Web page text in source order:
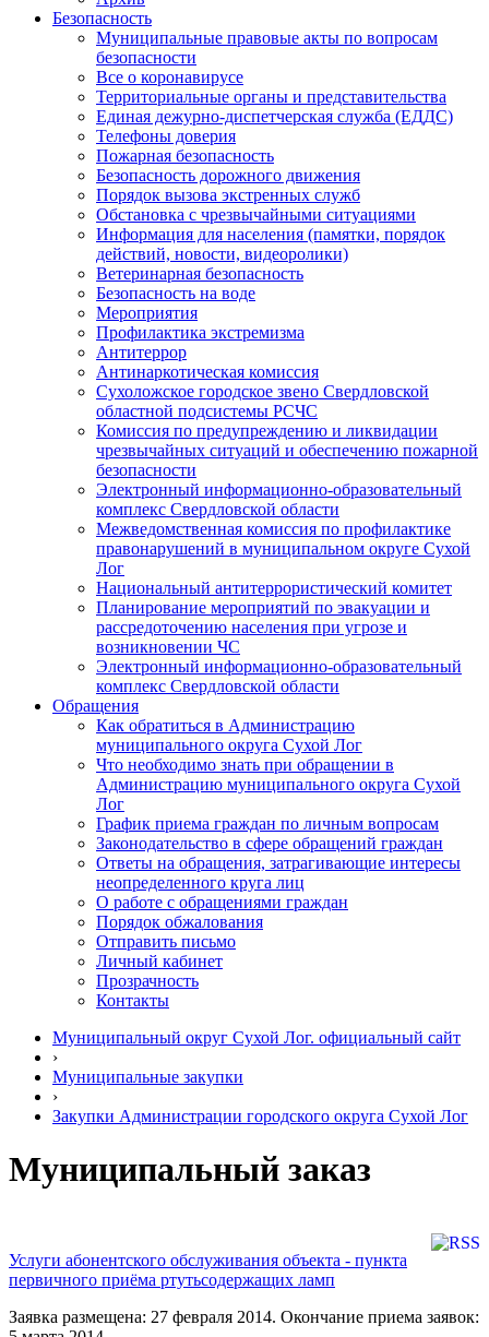
Безопасность
Муниципальные правовые акты по вопросам
безопасности
Все о коронавирусе
Территориальные органы и представительства
Единая дежурно-диспетчерская служба (ЕДДС)
Телефоны доверия
Пожарная безопасность
Безопасность дорожного движения
Порядок вызова экстренных служб
Обстановка с чрезвычайными ситуациями
Информация для населения (памятки, порядок
действий, новости, видеоролики)
Ветеринарная безопасность
Безопасность на воде
Мероприятия
Профилактика экстремизма
Антитеррор
Антинаркотическая комиссия
Сухоложское городское звено Свердловской
областной подсистемы РСЧС
Комиссия по предупреждению и ликвидации
чрезвычайных ситуаций и обеспечению пожарной
безопасности
Электронный информационно-образовательный
комплекс Cвердловской области
Межведомственная комиссия по профилактике
правонарушений в муниципальном округе Сухой
Лог
Национальный антитеррористический комитет
Планирование мероприятий по эвакуации и
рассредоточению населения при угрозе и
возникновении ЧС
Электронный информационно-образовательный
комплекс Свердловской области
Обращения
Как обратиться в Администрацию
муниципального округа Сухой Лог
Что необходимо знать при обращении в
Администрацию муниципального округа Сухой
Лог
График приема граждан по личным вопросам
Законодательство в сфере обращений граждан
Ответы на обращения, затрагивающие интересы
неопределенного круга лиц
О работе с обращениями граждан
Порядок обжалования
Отправить письмо
Личный кабинет
Прозрачность
Контакты
Муниципальный округ Сухой Лог. официальный сайт
›
Муниципальные закупки
›
Закупки Администрации городского округа Сухой Лог
Муниципальный заказ
Услуги абонентского обслуживания объекта - пункта
первичного приёма ртутьсодержащих ламп
Заявка размещена: 27 февраля 2014. Окончание приема заявок: